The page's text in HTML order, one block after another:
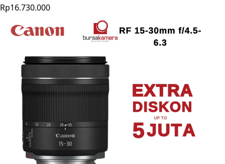
Rp16.730.000